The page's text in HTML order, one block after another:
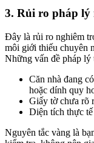
3. Rủi ro pháp
Đây là rủi ro nghiêm
môi giới thiếu chuyên
Những vấn đề pháp lý
Căn nhà đang
hoặc dính quy
Giấy tờ chưa rõ
Diện tích thực
Nguyên tắc vàng là